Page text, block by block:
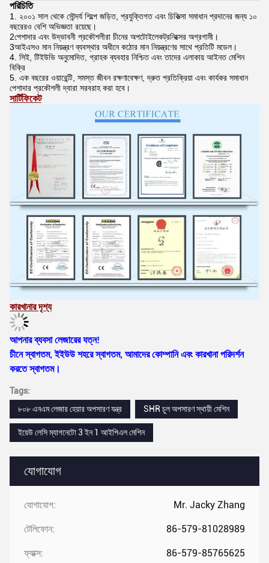
যোগাযোগ
যোগাযোগ: Mr. Jacky Zhang
টেলিফোন: 86-579-81028989
ফ্যাক্স: 86-579-85765625
পরিচিতি
1. ২০০১ সাল থেকে সৌন্দর্য শিল্পে জড়িত, প্রযুক্তিগত এবং চিকিত্সা সমাধান প্রদানের জন্য ১০
বছরেরও বেশি অভিজ্ঞতা রয়েছে।
2পেশাদার এবং উদ্ভাবনী প্রকৌশলীরা চীনের অপটোইলেকট্রনিক্সের অগ্রগামী।
3আইএসও মান নিয়ন্ত্রণ ব্যবস্থার অধীনে কঠোর মান নিয়ন্ত্রণের সাথে প্রতিটি মডেল।
4. সিই, টিইউভি অনুমোদিত, গ্রাহক ব্যবহার নিশ্চিত এবং তাদের এলাকায় আইনত মেশিন
বিক্রি
5. এক বছরের ওয়ারেন্টি, সমস্ত জীবন রক্ষণাবেক্ষণ, দ্রুত প্রতিক্রিয়া এবং কার্যকর সমাধান
পেশাদার প্রকৌশলী দ্বারা সরবরাহ করা হবে।
সার্টিফিকেট
কারখানার দৃশ্য
আপনার ব্যবসা লেজারের যত্ন!
চীনে স্বাগতম, ইইউউ শহরে স্বাগতম, আমাদের কোম্পানি এবং কারখানা পরিদর্শন
করতে স্বাগতম।
Tags:
৮০৮ এনএম লেজার হেয়ার অপসারণ যন্ত্র
SHR চুল অপসারণ স্থায়ী মেশিন
ইয়েউ লেসি ম্যাগনেটো 3 ইন 1 আইপিএল মেশিন